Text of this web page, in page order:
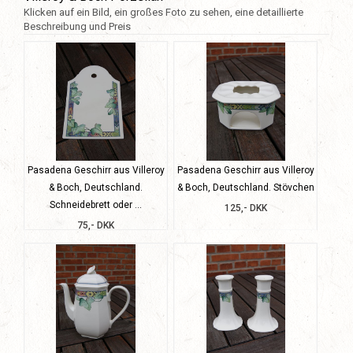
Klicken auf ein Bild, ein großes Foto zu sehen, eine detaillierte
Beschreibung und Preis
Pasadena Geschirr aus Villeroy
& Boch, Deutschland.
Schneidebrett oder ...
75,- DKK
Pasadena Geschirr aus Villeroy
& Boch, Deutschland. Stövchen
125,- DKK